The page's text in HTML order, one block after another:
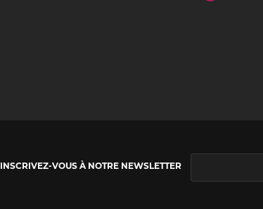
INSCRIVEZ-VOUS À NOTRE NEWSLETTER